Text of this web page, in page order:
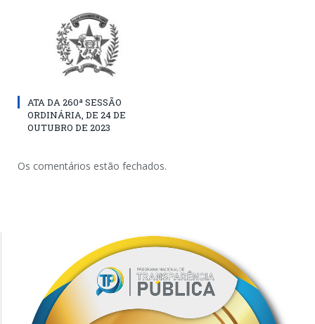
ATA DA 260ª SESSÃO
ORDINÁRIA, DE 24 DE
OUTUBRO DE 2023
Os comentários estão fechados.